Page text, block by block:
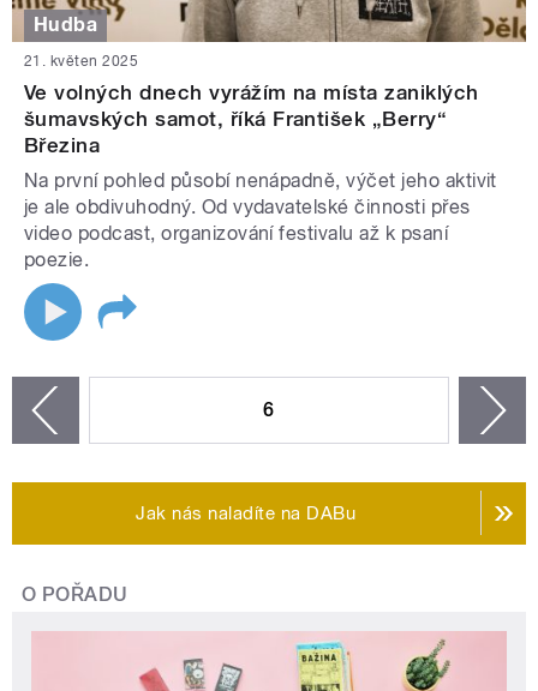
Hudba
21. květen 2025
Ve volných dnech vyrážím na místa zaniklých
šumavských samot, říká František „Berry“
Březina
Na první pohled působí nenápadně, výčet jeho aktivit
je ale obdivuhodný. Od vydavatelské činnosti přes
video podcast, organizování festivalu až k psaní
poezie.
6
Jak nás naladíte na DABu
O POŘADU